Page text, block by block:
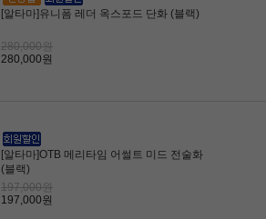
[알타마]유니폼 레더 옥스포드 단화 (블랙)
280,000원
280,000원
[알타마]OTB 메리타임 어썰트 미드 전술화
(블랙)
197,000원
197,000원